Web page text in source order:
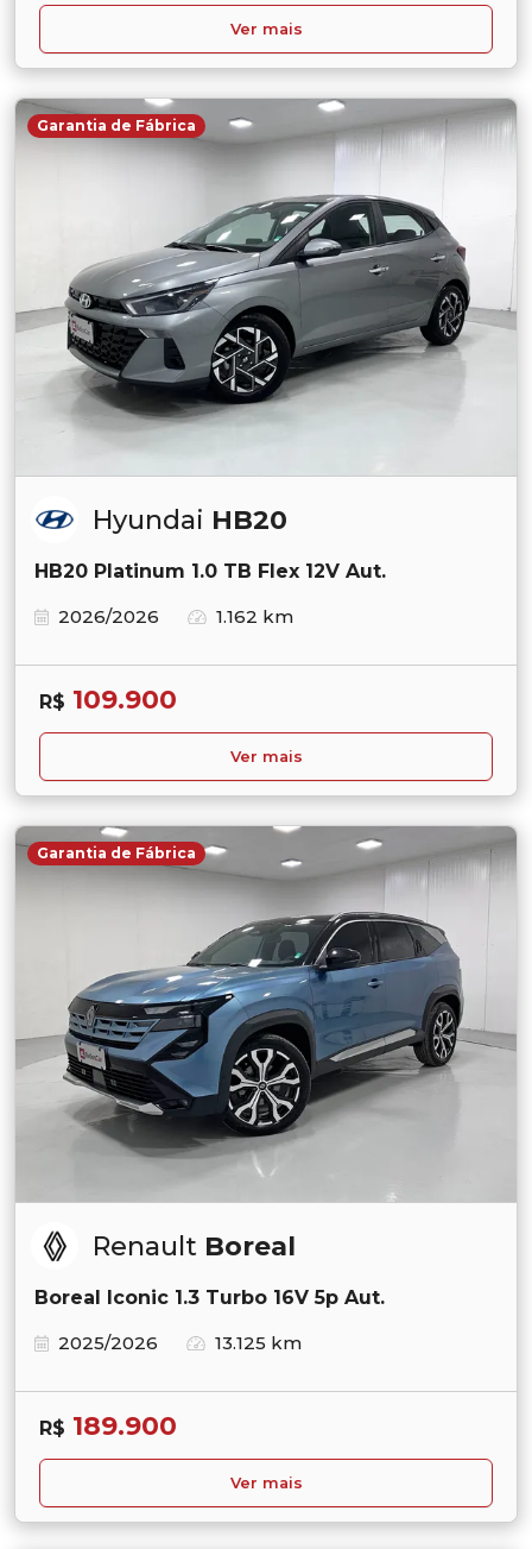
Ver mais
Garantia de Fábrica
Hyundai HB20
HB20 Platinum 1.0 TB Flex 12V Aut.
2026/2026
1.162 km
R$ 109.900
Ver mais
Garantia de Fábrica
Renault Boreal
Boreal Iconic 1.3 Turbo 16V 5p Aut.
2025/2026
13.125 km
R$ 189.900
Ver mais